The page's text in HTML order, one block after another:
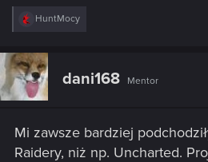
R
c
t
i
o
:
HuntMocy
dani168 Mentor
Mi zawsze bardziej
Raidery, niż np. Uncharted.